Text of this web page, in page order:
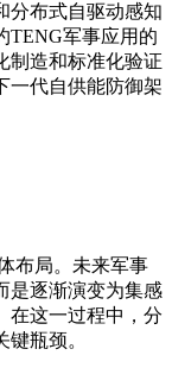
分布式自驱动感知
TENG军事应用的
制造和标准化验证
一代自供能防御架
布局。未来军事
是逐渐演变为集感
在这一过程中，分
瓶颈。